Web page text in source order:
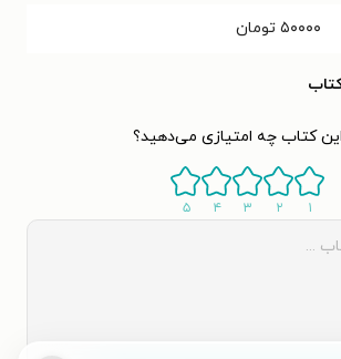
۵۰۰۰۰ تومان
کتاب چه امتیازی می‌دهید؟
۱ ۲ ۳ ۴ ۵